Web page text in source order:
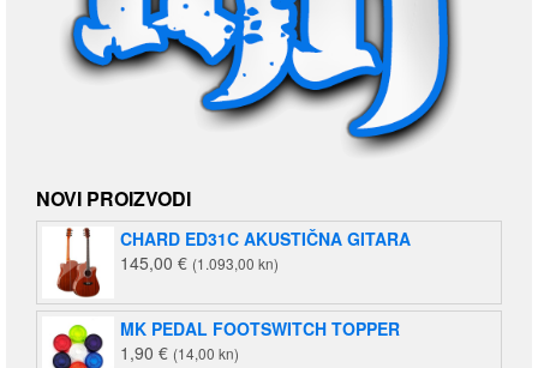
NOVI PROIZVODI
CHARD ED31C AKUSTIČNA GITARA
145,00 € (1.093,00 kn)
MK PEDAL FOOTSWITCH TOPPER
1,90 € (14,00 kn)